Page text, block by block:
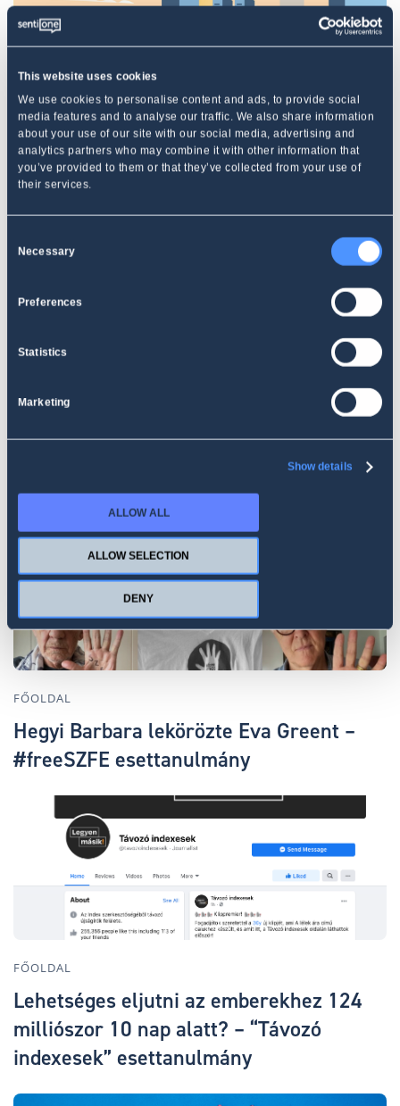
This website uses cookies
We use cookies to personalise content and ads, to provide social
media features and to analyse our traffic. We also share information
about your use of our site with our social media, advertising and
analytics partners who may combine it with other information that
you’ve provided to them or that they’ve collected from your use of
their services.
Selection
Necessary
Preferences
Statistics
Marketing
Show details
ALLOW ALL
ALLOW SELECTION
DENY
FŐOLDAL
26 millióan beszélnek róla, Obama az
első, és átvették a németek – 2020
szava a LOCKDOWN
Utazás a “Majomriasztás” körül
FŐOLDAL
Hegyi Barbara lekörözte Eva Greent –
#freeSZFE esettanulmány
FŐOLDAL
Lehetséges eljutni az emberekhez 124
milliószor 10 nap alatt? – “Távozó
indexesek” esettanulmány